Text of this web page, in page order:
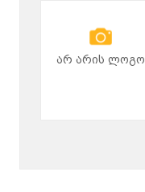
არ არის ლოგო